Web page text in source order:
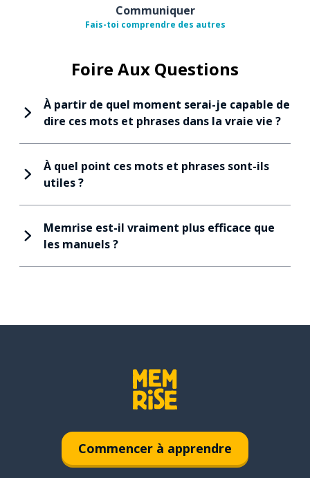
Communiquer
Fais-toi comprendre des autres
Foire Aux Questions
À partir de quel moment serai-je capable de
dire ces mots et phrases dans la vraie vie ?
À quel point ces mots et phrases sont-ils
utiles ?
Memrise est-il vraiment plus efficace que
les manuels ?
Commencer à apprendre